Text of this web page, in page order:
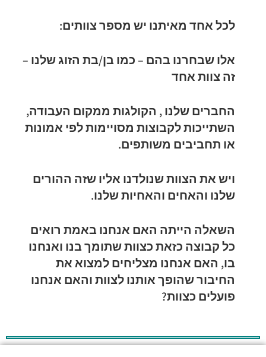
לכל אחד מאיתנו יש מספר צוותים:
אלו שבחרנו בהם – כמו בן/בת הזוג שלנו –
זה צוות אחד
החברים שלנו , הקולגות ממקום העבודה,
השתייכות לקבוצות מסויימות לפי אמונות
או תחביבים משותפים.
ויש את הצוות שנולדנו אליו שזה ההורים
שלנו והאחים והאחיות שלנו.
השאלה הייתה האם אנחנו באמת רואים
כל קבוצה כזאת כצוות שתומך בנו ואנחנו
בו, האם אנחנו מצליחים למצוא את
החיבור שהופך אותנו לצוות והאם אנחנו
פועלים כצוות?